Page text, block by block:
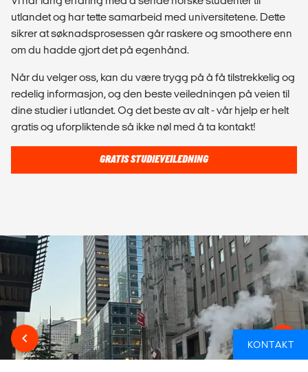
utlandet og har tette samarbeid med universitetene. Dette
sikrer at søknadsprosessen går raskere og smoothere enn
om du hadde gjort det på egenhånd.
Når du velger oss, kan du være trygg på å få tilstrekkelig og
redelig informasjon, og den beste veiledningen på veien til
dine studier i utlandet. Og det beste av alt - vår hjelp er helt
gratis og uforpliktende så ikke nøl med å ta kontakt!
GRATIS STUDIEVEILEDNING
KONTAKT